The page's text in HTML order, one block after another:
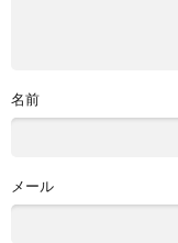
名前
メール